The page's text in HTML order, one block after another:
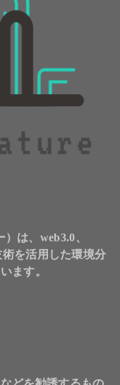
は、web3.0、
を活用した環境分
ます。